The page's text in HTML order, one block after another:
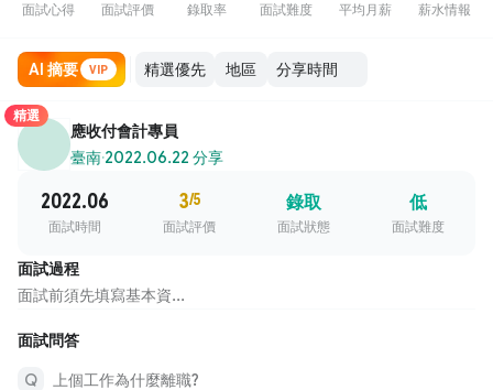
面試心得 面試評價 錄取率 面試難度 平均月薪 薪水情報
AI 摘要 VIP 地區
精選
應收付會計專員
臺南·2022.06.22 分享
2022.06
面試時間
3/5
面試評價
錄取
面試狀態
低
面試難度
面試過程
面試前須先填寫基本資...
面試問答
上個工作為什麼離職?